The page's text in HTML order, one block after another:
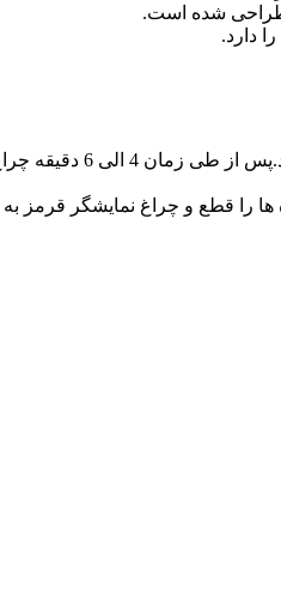
دستگاه را به برق
را قطع و چراغ نمایشگر قرمز